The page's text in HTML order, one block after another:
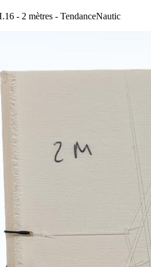
- 2 mètres - TendanceNautic